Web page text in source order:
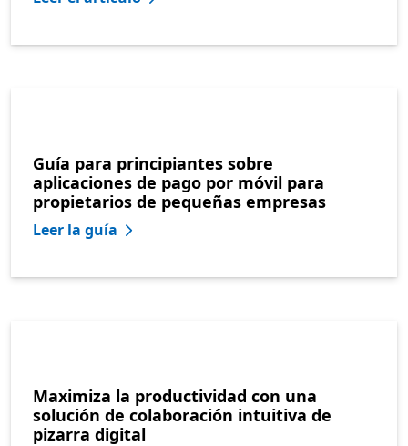
Guía para principiantes sobre
aplicaciones de pago por móvil para
propietarios de pequeñas empresas
Leer la guía
Maximiza la productividad con una
solución de colaboración intuitiva de
pizarra digital